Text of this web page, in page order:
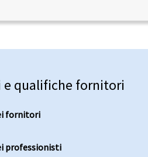
e qualifiche fornitori
fornitori
professionisti